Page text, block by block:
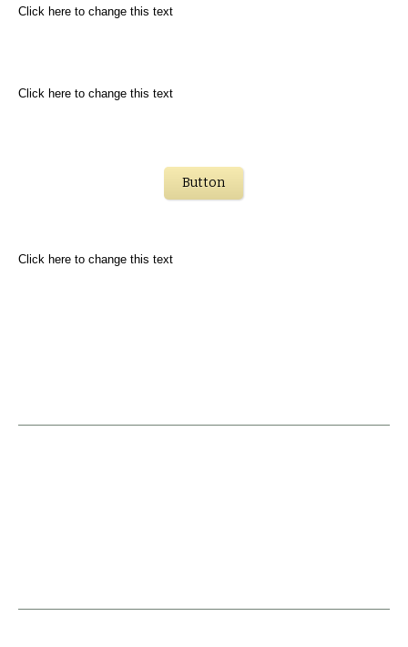
Click here to change this text
Click here to change this text
Button
Click here to change this text